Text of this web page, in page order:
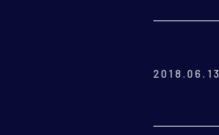
2018.06.13